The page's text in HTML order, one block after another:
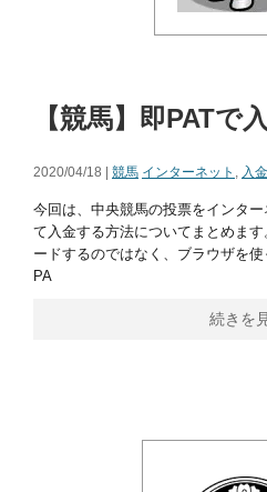
【競馬】即PATで
2020/04/18 | 競馬 インターネット , 入金
今回は、中央競馬の投票をインタ
て入金する方法についてまとめま
ードするのではなく、ブラウザを
PA
続きを